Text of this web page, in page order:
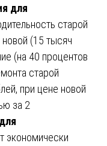
для
старой
(15 тысяч
(на 40 процентов
старой
при цене новой
за 2
экономически